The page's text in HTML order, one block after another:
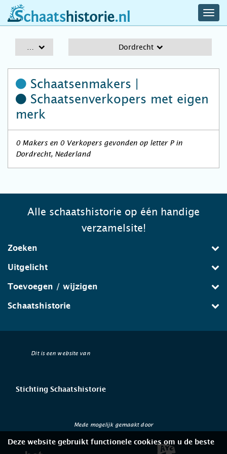
schaatshistorie.nl
Dordrecht
Schaatsenmakers |
Schaatsenverkopers met eigen
merk
0 Makers en 0 Verkopers gevonden op letter P in
Dordrecht, Nederland
Alle schaatshistorie op één handige
verzamelsite!
Zoeken
Uitgelicht
Toevoegen / wijzigen
Schaatshistorie
Dit is een website van
Stichting Schaatshistorie
Mede mogelijk gemaakt door
Deze website gebruikt functionele cookies om u de beste